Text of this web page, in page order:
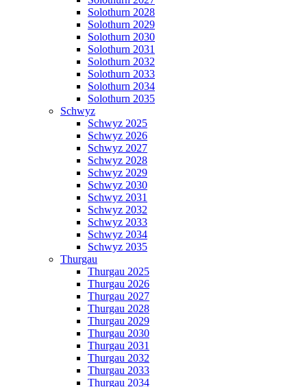
Solothurn 2028
Solothurn 2029
Solothurn 2030
Solothurn 2031
Solothurn 2032
Solothurn 2033
Solothurn 2034
Solothurn 2035
Schwyz
Schwyz 2025
Schwyz 2026
Schwyz 2027
Schwyz 2028
Schwyz 2029
Schwyz 2030
Schwyz 2031
Schwyz 2032
Schwyz 2033
Schwyz 2034
Schwyz 2035
Thurgau
Thurgau 2025
Thurgau 2026
Thurgau 2027
Thurgau 2028
Thurgau 2029
Thurgau 2030
Thurgau 2031
Thurgau 2032
Thurgau 2033
Thurgau 2034